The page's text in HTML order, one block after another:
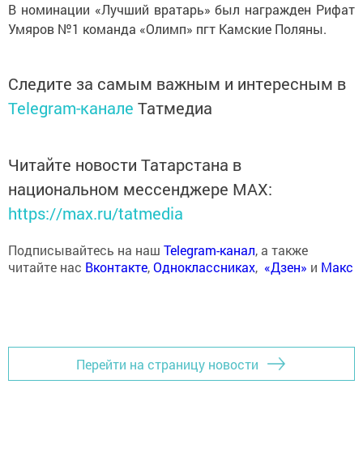
В номинации «Лучший вратарь» был награжден Рифат
Умяров №1 команда «Олимп» пгт Камские Поляны.
Следите за самым важным и интересным в
Telegram-канале Татмедиа
Читайте новости Татарстана в
национальном мессенджере MАХ:
https://max.ru/tatmedia
Подписывайтесь на наш Telegram-канал, а также
читайте нас Вконтакте,Одноклассниках, «Дзен» и Макс
Перейти на страницу новости